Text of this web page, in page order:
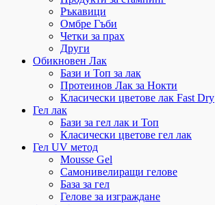
Ръкавици
Омбре Гъби
Четки за прах
Други
Обикновен Лак
Бази и Топ за лак
Протеинов Лак за Нокти
Класически цветове лак Fast Dry
Гел лак
Бази за гел лак и Топ
Класически цветове гел лак
Гел UV метод
Mousse Gel
Самонивелиращи гелове
База за гел
Гелове за изграждане